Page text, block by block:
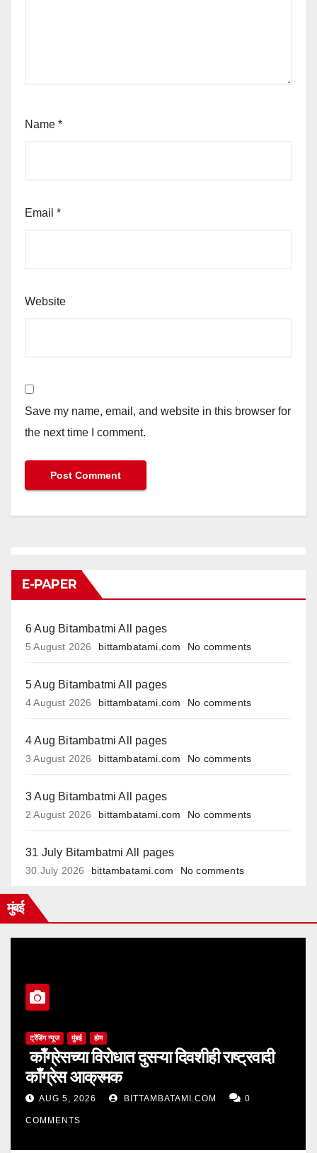
Name *
Email *
Website
Save my name, email, and website in this browser for
the next time I comment.
E-PAPER
6 Aug Bitambatmi All pages
5 August 2026 bittambatami.com No comments
5 Aug Bitambatmi All pages
4 August 2026 bittambatami.com No comments
4 Aug Bitambatmi All pages
3 August 2026 bittambatami.com No comments
3 Aug Bitambatmi All pages
2 August 2026 bittambatami.com No comments
31 July Bitambatmi All pages
30 July 2026 bittambatami.com No comments
मुंबई
ट्रेंडिंग न्यूज मुंबई होम
काँग्रेसच्या विरोधात दुसऱ्या दिवशीही राष्ट्रवादी
काँग्रेस आक्रमक
AUG 5, 2026 BITTAMBATAMI.COM 0
COMMENTS